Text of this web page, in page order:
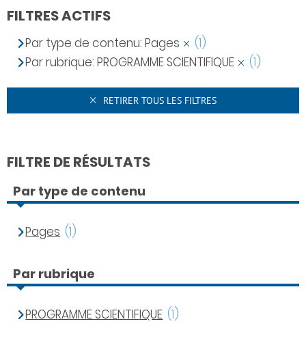
FILTRES ACTIFS
Par type de contenu: Pages
(1)
Par rubrique: PROGRAMME SCIENTIFIQUE
(1)
RETIRER TOUS LES FILTRES
FILTRE DE RÉSULTATS
Par type de contenu
Pages (1)
Par rubrique
PROGRAMME SCIENTIFIQUE (1)